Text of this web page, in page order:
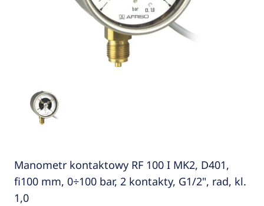
Manometr kontaktowy RF 100 I MK2, D401,
fi100 mm, 0÷100 bar, 2 kontakty, G1/2", rad, kl.
1,0